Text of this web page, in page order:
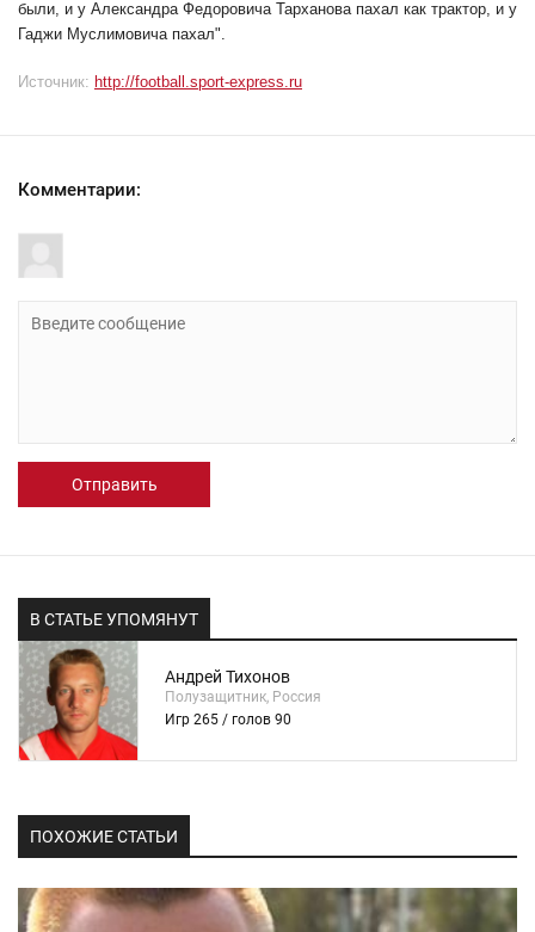
были, и у Александра Федоровича Тарханова пахал как трактор, и у
Гаджи Муслимовича пахал".
Источник: http://football.sport-express.ru
Комментарии:
Отправить
В СТАТЬЕ УПОМЯНУТ
Андрей Тихонов
Полузащитник, Россия
Игр 265 / голов 90
ПОХОЖИЕ СТАТЬИ